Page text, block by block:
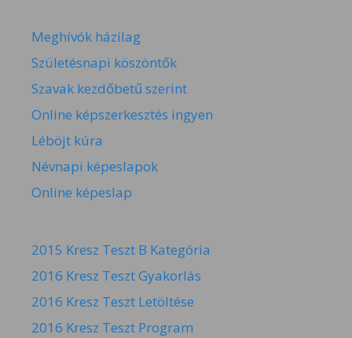
Meghívók házilag
Születésnapi köszöntők
Szavak kezdőbetű szerint
Online képszerkesztés ingyen
Léböjt kúra
Névnapi képeslapok
Online képeslap
2015 Kresz Teszt B Kategória
2016 Kresz Teszt Gyakorlás
2016 Kresz Teszt Letöltése
2016 Kresz Teszt Program